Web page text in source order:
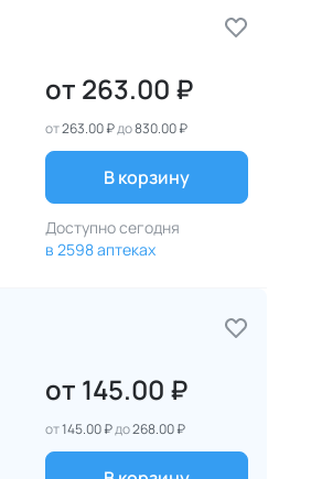
от 263.00 ₽
от263.00 ₽до830.00 ₽
В корзину
Доступно сегодня
в 2598 аптеках
от 145.00 ₽
от145.00 ₽до268.00 ₽